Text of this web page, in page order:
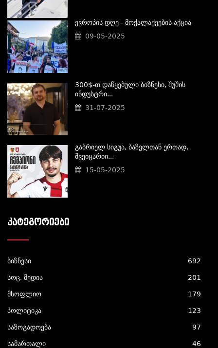
Ევროპის Დღე - Მოქალაქეების Აქცია
09-05-2025
300$-Თ Დაწყებული Ბიზნესი, Შუშის
Ინდუსტრი...
31-07-2025
Გაბრიელ Სიგუა, Ბაზელთან Ერთად,
Შვეიცარიი...
15-05-2025
ᲙᲐᲢᲔᲒᲝᲠᲘᲔᲑᲘ
ბიზნესი 692
სოც. მედია 201
მსოფლიო 179
პოლიტიკა 123
საზოგადოება 97
სამართალი 46